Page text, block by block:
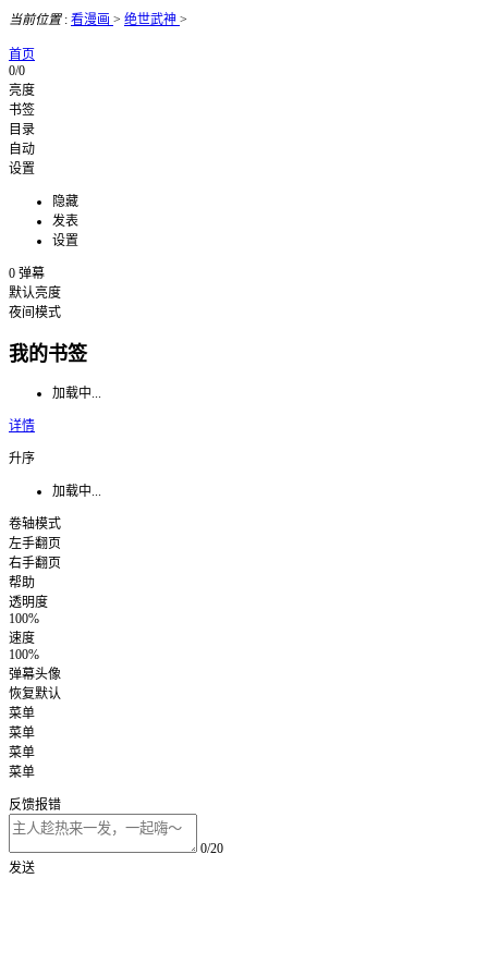
当前位置: 看漫画 > 绝世武神 >
首页
0/0
亮度
书签
目录
自动
设置
隐藏
发表
设置
0 弹幕
默认亮度
夜间模式
我的书签
加载中...
详情
升序
加载中...
卷轴模式
左手翻页
右手翻页
帮助
透明度
100%
速度
100%
弹幕头像
恢复默认
菜单
菜单
菜单
菜单
反馈报错
0/20
发送